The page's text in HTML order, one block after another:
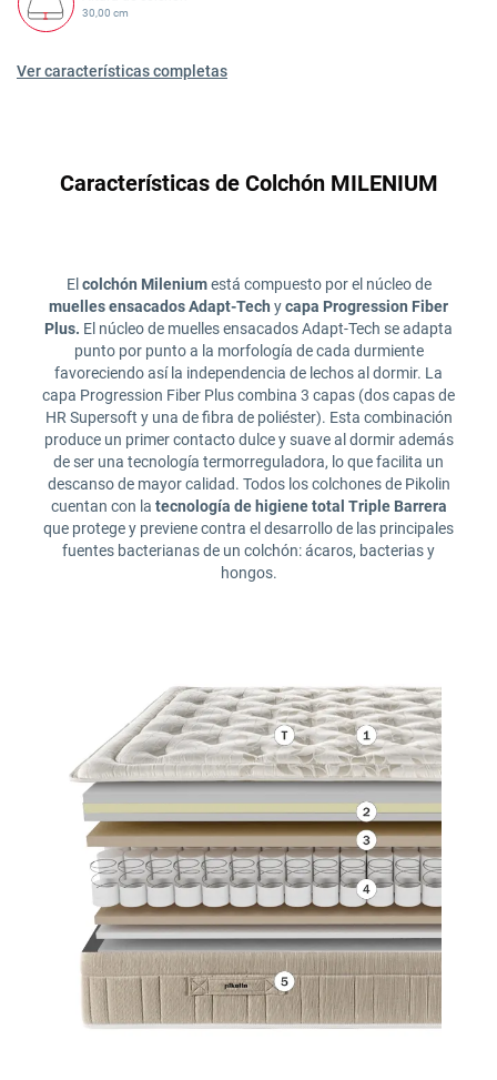
30,00 cm
Ver características completas
Características de Colchón MILENIUM
El colchón Mileniumestá compuesto por el núcleo de
muelles ensacados Adapt-Tech ycapa Progression Fiber
Plus. El núcleo de muelles ensacados Adapt-Tech se adapta
punto por punto a la morfología de cada durmiente
favoreciendo así la independencia de lechos al dormir. La
capa Progression Fiber Plus combina 3 capas (dos capas de
HR Supersoft y una de fibra de poliéster). Esta combinación
produce un primer contacto dulce y suave al dormir además
de ser una tecnología termorreguladora, lo que facilita un
descanso de mayor calidad. Todos los colchones de Pikolin
cuentan con la tecnología de higiene total Triple Barrera
que protege y previene contra el desarrollo de las principales
fuentes bacterianas de un colchón: ácaros, bacterias y
hongos.